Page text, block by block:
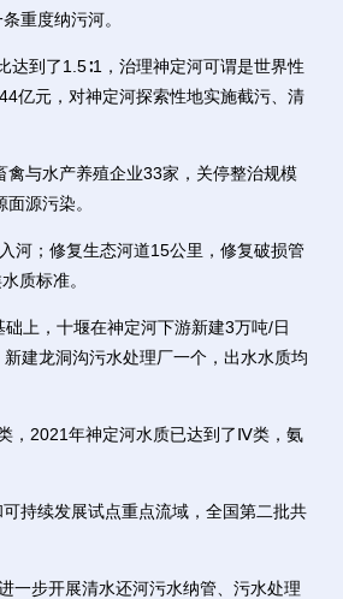
重度纳污河。
到了1.5∶1，治理神定河可谓是世界性
亿元，对神定河探索性地实施截污、清
与水产养殖企业33家，关停整治规模
源污染。
；修复生态河道15公里，修复破损管
质标准。
上，十堰在神定河下游新建3万吨/日
建龙洞沟污水处理厂一个，出水水质均
2021年神定河水质已达到了Ⅳ类，氨
持续发展试点重点流域，全国第二批共
步开展清水还河污水纳管、污水处理